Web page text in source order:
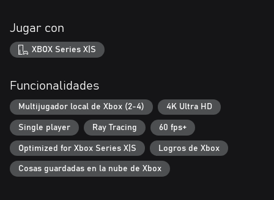
de Puntuación de Trucos! Muestra tu maestría con tiros
impresionantes, rebotando alrededor de las esquinas y
desafiando la gravedad para obtener puntajes impresionantes y
sorprender a tus amigos.
Torneos y Hoyos en Vivo
Vivo y compite en una variedad de campos dinámicos por
emocionantes premios, desde monedas hasta aspectos exclusivos
y bolas de golf. Siempre hay un nuevo desafío por conquistar y
recompensas por reclamar.
¡No te lo pierdas - agarra tus palos virtuales y prepárate para
dejar tu huella en el mundo de House of Golf 2!
Jugar con
XBOX Series X|S
Funcionalidades
Multijugador local de Xbox (2-4) 4K Ultra HD
Single player Ray Tracing 60 fps+
Optimized for Xbox Series X|S Logros de Xbox
Cosas guardadas en la nube de Xbox